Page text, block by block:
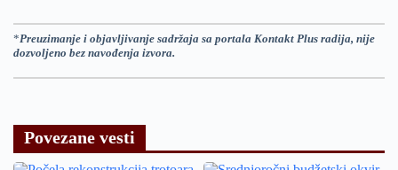
*Preuzimanje i objavljivanje sadržaja sa portala Kontakt Plus radija, nije
dozvoljeno bez navođenja izvora.
Povezane vesti